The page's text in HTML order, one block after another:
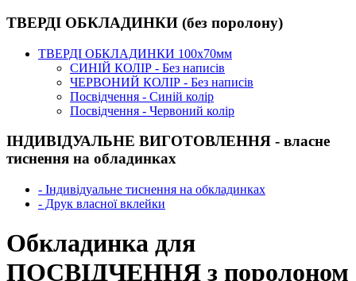
ТВЕРДІ ОБКЛАДИНКИ (без поролону)
ТВЕРДІ ОБКЛАДИНКИ 100х70мм
СИНІЙ КОЛІР - Без написів
ЧЕРВОНИЙ КОЛІР - Без написів
Посвідчення - Синій колір
Посвідчення - Червоний колір
ІНДИВІДУАЛЬНЕ ВИГОТОВЛЕННЯ - власне
тиснення на обладинках
- Індивідуальне тиснення на обкладинках
- Друк власної вклейки
Обкладинка для
ПОСВІДЧЕННЯ з поролоном